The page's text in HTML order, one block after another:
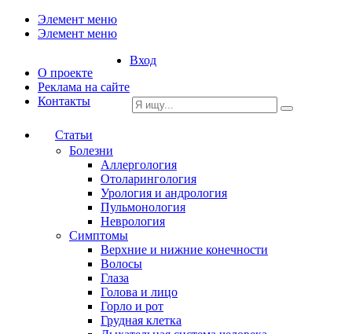
Элемент меню
Элемент меню
О проекте
Реклама на сайте
Контакты
Вход
Статьи
Болезни
Аллергология
Отоларингология
Урология и андрология
Пульмонология
Неврология
Симптомы
Верхние и нижние конечности
Волосы
Глаза
Голова и лицо
Горло и рот
Грудная клетка